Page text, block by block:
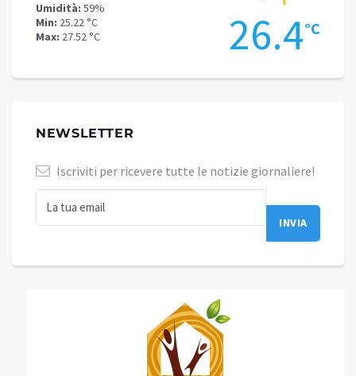
Umidità: 59%
Min: 25.22 °C
Max: 27.52 °C 26.4°C
NEWSLETTER
Iscriviti per ricevere tutte le notizie giornaliere!